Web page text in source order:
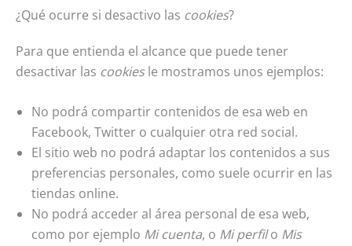
¿Qué ocurre si desactivo las cookies?
Para que entienda el alcance que puede tener
desactivar las cookiesle mostramos unos ejemplos:
No podrá compartir contenidos de esa web en
Facebook, Twitter o cualquier otra red social.
El sitio web no podrá adaptar los contenidos a sus
preferencias personales, como suele ocurrir en las
tiendas online.
No podrá acceder al área personal de esa web,
como por ejemplo Mi cuenta, o Mi perfilo Mis